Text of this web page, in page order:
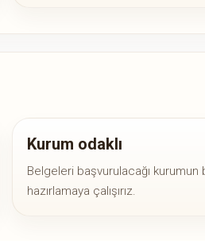
Kurum odaklı
Belgeleri başvurulacağı
hazırlamaya çalışırız.